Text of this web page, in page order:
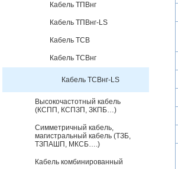
Кабель ТПВнг
Кабель ТПВнг-LS
Кабель ТСВ
Кабель ТСВнг
Кабель ТСВнг-LS
Высокочастотный кабель
(КСПП, КСПЗП, ЗКПБ…)
Симметричный кабель,
магистральный кабель (ТЗБ,
ТЗПАШП, МКСБ….)
Кабель комбинированный